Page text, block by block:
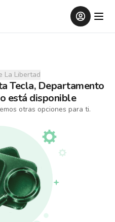
La Libertad
Tecla, Departamento
está disponible
otras opciones para ti.